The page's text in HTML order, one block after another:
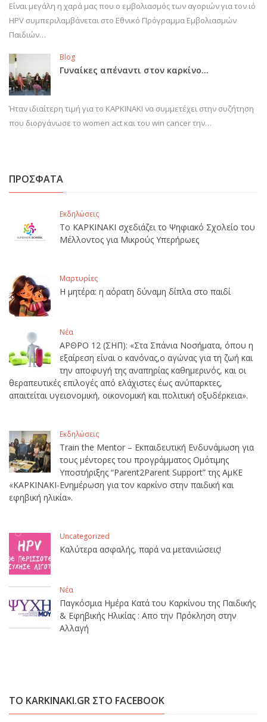
Είναι μεγάλη η χαρά μας που ο εμβολιασμός των αγοριών για τον ιό
HPV συμπεριλαμβάνεται στο Εθνικό Πρόγραμμα Εμβολιασμών
Παιδιών…
Blog
Γυναίκες απέναντι στον καρκίνο…
Ήταν ιδιαίτερη τιμή για το ΚΑΡΚΙΝΑΚΙ να συμμετέχει στην συζήτηση
που διοργάνωσε το women act και του win cancer την…
ΠΡΟΣΦΑΤΑ
Εκδηλώσεις
Το ΚΑΡΚΙΝΑΚΙ σχεδιάζει το Ψηφιακό Σχολείο του
Μέλλοντος για Μικρούς Υπερήρωες
Μαρτυρίες
Η μητέρα: η αόρατη δύναμη δίπλα στο παιδί
Νέα
ΑΡΘΡΟ 12 (ΣΗΠ): «Στα Σπάνια Νοσήματα, όπου η
εξαίρεση είναι ο κανόνας,ο αγώνας για τη ζωή και
την αποφυγή της αναπηρίας καθημερινός, και οι
θεραπευτικές επιλογές από ελάχιστες έως ανύπαρκτες,
απαιτείται υγειονομική, οικονομική και πολιτική οξυδέρκεια».
Εκδηλώσεις
Train the Mentor – Εκπαιδευτική Ενδυνάμωση για
τους μέντορες του προγράμματος Ομότιμης
Υποστήριξης “Parent2Parent Support” της ΑμΚΕ
«ΚΑΡΚΙΝΑΚΙ-Ενημέρωση για τον καρκίνο στην παιδική και
εφηβική ηλικία».
Uncategorized
Καλύτερα ασφαλής, παρά να μετανιώσεις!
Νέα
Παγκόσμια Ημέρα Κατά του Καρκίνου της Παιδικής
& Εφηβικής Ηλικίας : Απο την Πρόκληση στην
Αλλαγή
ΤΟ KARKINAKI.GR ΣΤΟ FACEBOOK